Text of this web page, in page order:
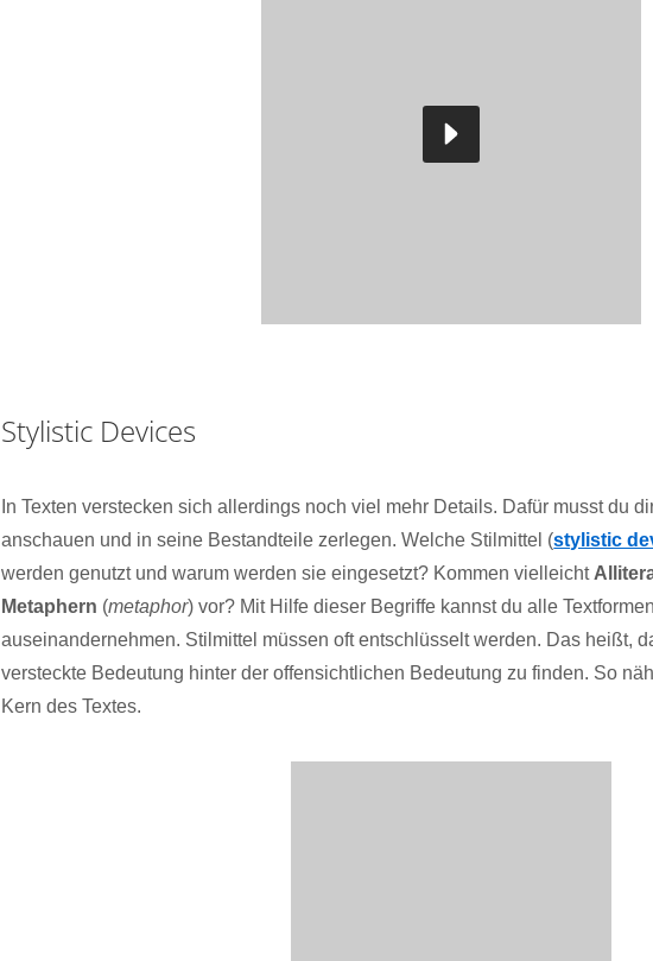
Stylistic Devices
In Texten verstecken sich allerdings noch viel mehr Details. Dafür musst du
anschauen und in seine Bestandteile zerlegen. Welche Stilmittel (stylistic
werden genutzt und warum werden sie eingesetzt? Kommen vielleicht
Metaphern (metaphor) vor? Mit Hilfe dieser Begriffe kannst du alle
auseinandernehmen. Stilmittel müssen oft entschlüsselt werden. Das heißt,
versteckte Bedeutung hinter der offensichtlichen Bedeutung zu finden. So
Kern des Textes.